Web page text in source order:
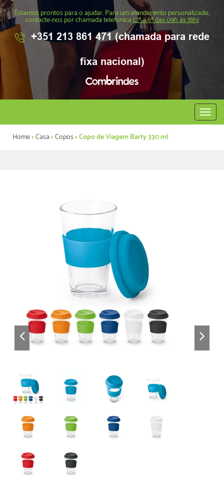
Estamos prontos para o ajudar. Para um atendimento personalizado,
contacte-nos por chamada telefonica(2ª a 6ª das 09h às 18h)
+351 213 861 471 (chamada para rede
fixa nacional)
Abrir
menu
Home>Casa>Copos> Copo de Viagem Barty 330 ml